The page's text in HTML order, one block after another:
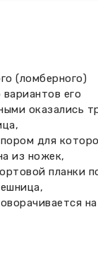
(ломберного)
его
оказались
для
из ножек,
планки
на